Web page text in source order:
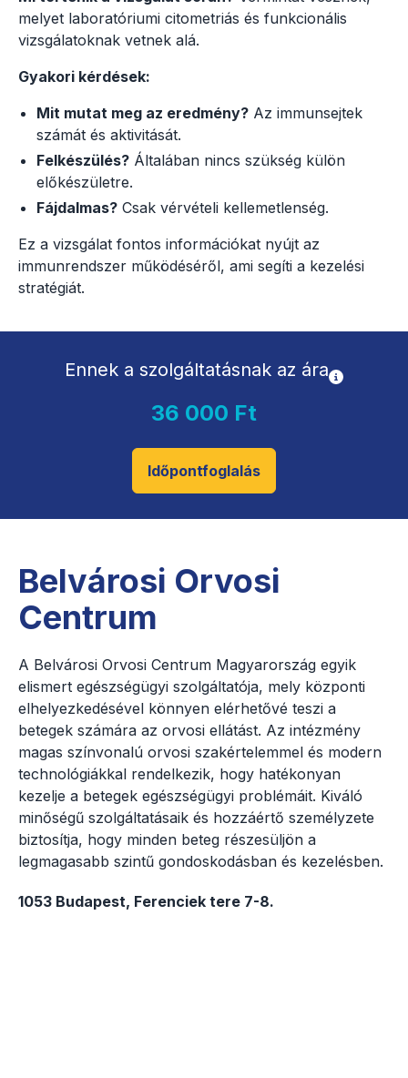
melyet laboratóriumi citometriás és funkcionális
vizsgálatoknak vetnek alá.
Gyakori kérdések:
Mit mutat meg az eredmény? Az immunsejtek
számát és aktivitását.
Felkészülés? Általában nincs szükség külön
előkészületre.
Fájdalmas? Csak vérvételi kellemetlenség.
Ez a vizsgálat fontos információkat nyújt az
immunrendszer működéséről, ami segíti a kezelési
stratégiát.
Ennek a szolgáltatásnak az ára
36 000 Ft
Időpontfoglalás
Belvárosi Orvosi
Centrum
A Belvárosi Orvosi Centrum Magyarország egyik
elismert egészségügyi szolgáltatója, mely központi
elhelyezkedésével könnyen elérhetővé teszi a
betegek számára az orvosi ellátást. Az intézmény
magas színvonalú orvosi szakértelemmel és modern
technológiákkal rendelkezik, hogy hatékonyan
kezelje a betegek egészségügyi problémáit. Kiváló
minőségű szolgáltatásaik és hozzáértő személyzete
biztosítja, hogy minden beteg részesüljön a
legmagasabb szintű gondoskodásban és kezelésben.
1053 Budapest, Ferenciek tere 7-8.